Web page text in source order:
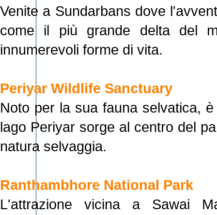
Venite a Sundarbans dove
come il più grande delta del
innumerevoli forme di vita.
Periyar Wildlife Sanctuary
Noto per la sua fauna selvatica,
lago Periyar sorge al centro del
natura selvaggia.
Ranthambhore National Park
L'attrazione vicina a Sawai